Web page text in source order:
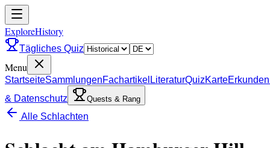
ExploreHistory
Tägliches Quiz
Menu
StartseiteSammlungenFachartikel LiteraturQuizKarteErkunden
& Datenschutz
Quests & Rang
Alle Schlachten